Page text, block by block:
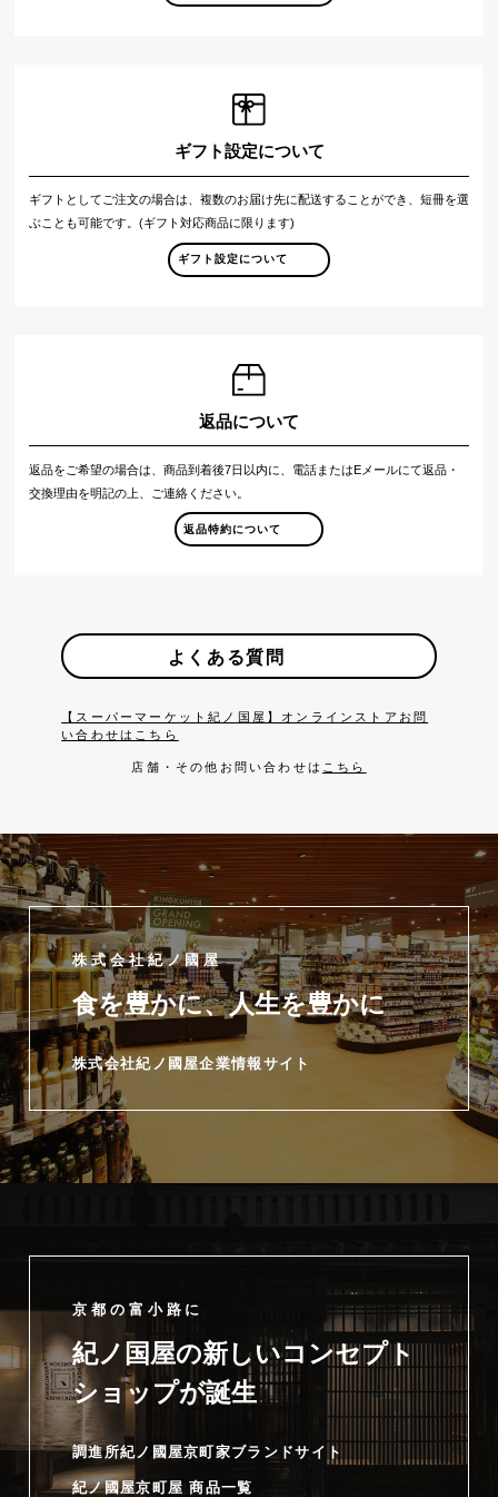
ギフト設定について
ギフトとしてご注文の場合は、複数のお届け先に配送することができ、短冊を選
ぶことも可能です。(ギフト対応商品に限ります)
ギフト設定について
返品について
返品をご希望の場合は、商品到着後7日以内に、電話またはEメールにて返品・
交換理由を明記の上、ご連絡ください。
返品特約について
よくある質問
【スーパーマーケット紀ノ国屋】オンラインストアお問
い合わせはこちら
店舗・その他お問い合わせは こちら
株式会社紀ノ國屋
食を豊かに、人生を豊かに
株式会社紀ノ國屋企業情報サイト
京都の富小路に
紀ノ国屋の新しいコンセプト
ショップが誕生
調進所紀ノ國屋京町家ブランドサイト
紀ノ國屋京町屋 商品一覧